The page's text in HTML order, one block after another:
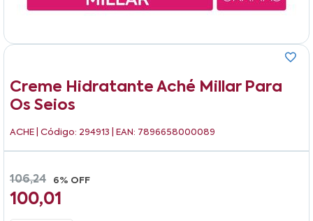
Creme Hidratante Aché Millar Para
Os Seios
ACHE | Código: 294913 | EAN: 7896658000089
106,24 6% OFF
100,01